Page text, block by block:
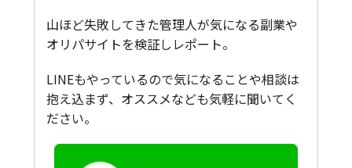
山ほど失敗してきた管理人が気になる副業や
オリパサイトを検証しレポート。
LINEもやっているので気になることや相談は
抱え込まず、オススメなども気軽に聞いてく
ださい。